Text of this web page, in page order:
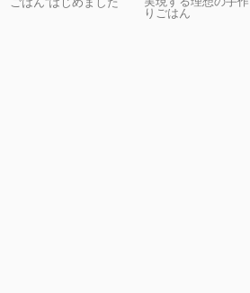
りごはん